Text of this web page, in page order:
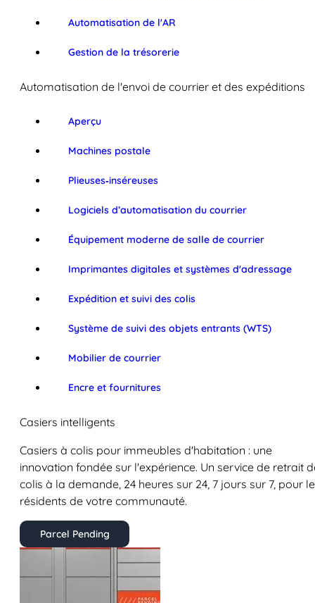
Automatisation de l'AR
Gestion de la trésorerie
Automatisation de l'envoi de courrier et des expéditions
Aperçu
Machines postale
Plieuses‑inséreuses
Logiciels d’automatisation du courrier
Équipement moderne de salle de courrier
Imprimantes digitales et systèmes d'adressage
Expédition et suivi des colis
Système de suivi des objets entrants (WTS)
Mobilier de courrier
Encre et fournitures
Casiers intelligents
Casiers à colis pour immeubles d'habitation : une
innovation fondée sur l'expérience. Un service de retrait
colis à la demande, 24 heures sur 24, 7 jours sur 7, pour
résidents de votre communauté.
Parcel Pending